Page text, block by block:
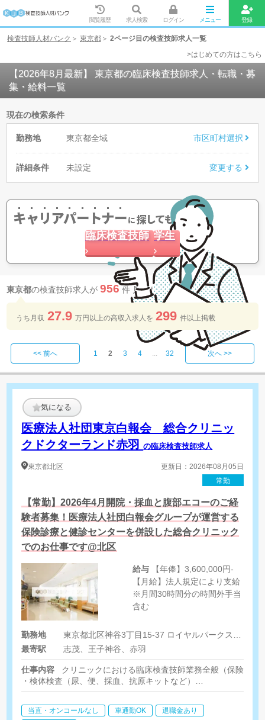
閲覧履歴 求人検索 ログイン メニュー 登録
検査技師人材バンク 東京都
2ページ目の検査技師求人一覧
>はじめての方はこちら
【2026年8月最新】 東京都の臨床検査技師求人・転職・募
集・給料一覧
現在の検索条件
勤務地 東京都全域 市区町村選択
詳細条件 未設定 変更する
キャリアパートナーに探してもらう
臨床検査技師 学生
東京都の検査技師求人が 956 件 見つかりました
うち月収 27.9 万円以上の​高収入求人を​ 299 件以上​掲載
<< 前へ 1 2 3 4 ... 32 次へ >>
気になる
医療法人社団東京白報会 総合クリニッ
クドクターランド赤羽の臨床検査技師求人
東京都北区
更新日：2026年08月05日
常勤
【常勤】2026年4月開院・採血と腹部エコーのご経
験者募集！医療法人社団白報会グループが運営する
保険診療と健診センターを併設した総合クリニック
でのお仕事です@北区
給与
【月給】法人規定により支給
※月間30時間分の時間外手当
含む
勤務地
東京都北区神谷3丁目15-37 ロイヤルパークス赤羽アネックス
最寄駅
志茂、王子神谷、赤羽
仕事内容
クリニックにおける臨床検査技師業務全般（保険診療
・検体検査（尿、便、採血、抗原キットなど）
・健診結果票の作成補助
当直・オンコールなし 車通勤OK
退職金あり